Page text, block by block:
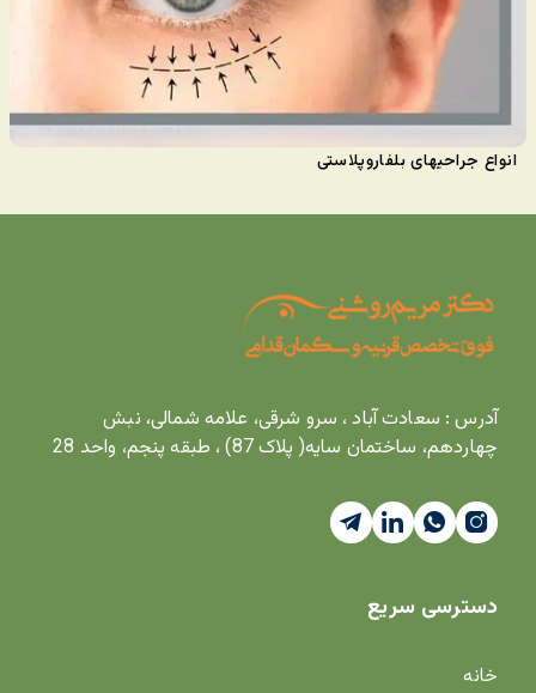
انواع جراحیهای بلفاروپلاستی
آدرس : سعادت آباد ، سرو شرقی، علامه شمالی، نبش
چهاردهم، ساختمان سایه( پلاک 87) ، طبقه پنجم، واحد 28
دسترسی سریع
خانه